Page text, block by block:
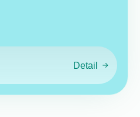
Detail